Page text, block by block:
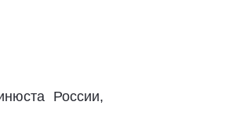
России,